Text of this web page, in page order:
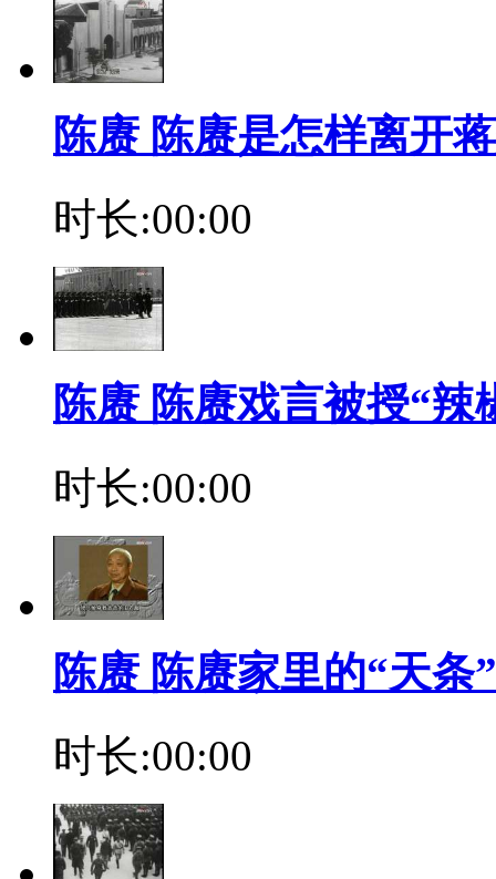
陈赓 陈赓是怎样离开
时长:00:00
陈赓 陈赓戏言被授“辣
时长:00:00
陈赓 陈赓家里的“天条”
时长:00:00